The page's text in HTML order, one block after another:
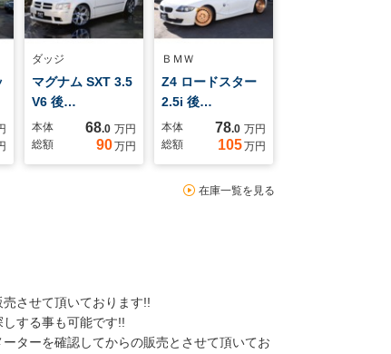
ダッジ
マグナム SXT 3.5
V6 後…
本体 68.0 万円
総額
90万円
ＢＭＷ
Z4 ロードスター
2.5i 後…
本体 78.0 万円
総額
105万円
在庫一覧を見る
させて頂いております!!
する事も可能です!!
ターを確認してからの販売とさせて頂いてお